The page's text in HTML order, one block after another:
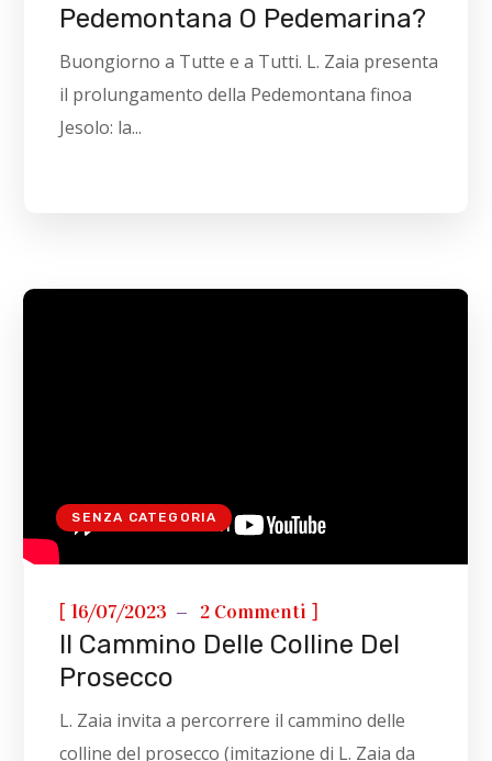
Pedemontana O Pedemarina?
Buongiorno a Tutte e a Tutti. L. Zaia presenta
il prolungamento della Pedemontana finoa
Jesolo: la...
SENZA CATEGORIA
[16/07/2023 2 Commenti ]
Il Cammino Delle Colline Del
Prosecco
L. Zaia invita a percorrere il cammino delle
colline del prosecco (imitazione di L. Zaia da